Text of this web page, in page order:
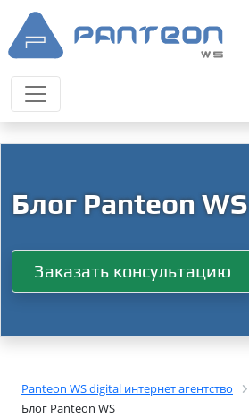
Блог Panteon WS
Заказать консультацию
Panteon WS digital интернет агентство
Блог Panteon WS